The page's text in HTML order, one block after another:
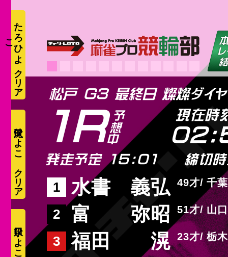
1R
発走予定 15:01 締切
1 水書 義弘 49 千葉
2 富 弥昭 51 山口
3 福田 滉 23 栃木
現在時
水口ひよこ
滝沢ひよこ
た
ろ
ひ
よ
こ